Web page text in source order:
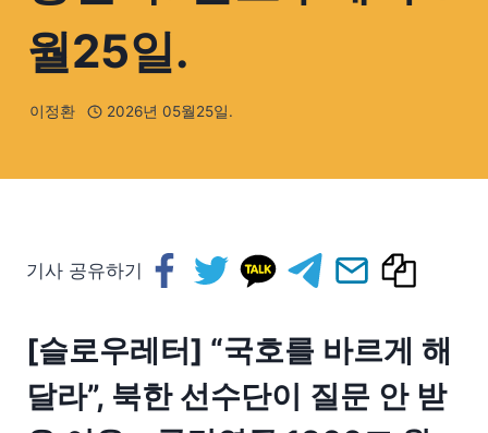
월25일.
이정환 2026년 05월25일.
기사 공유하기
[슬로우레터] “국호를 바르게 해
달라”, 북한 선수단이 질문 안 받